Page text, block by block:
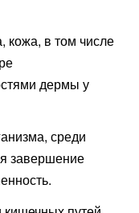
кожа, в том числе
дермы у
среди
завершение